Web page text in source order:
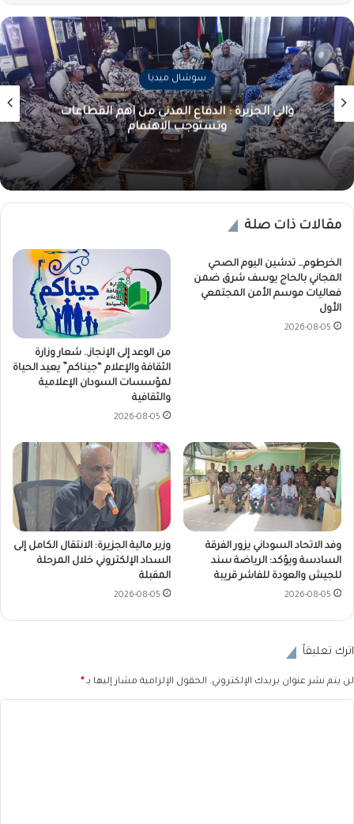
سوشال ميديا
والي الجزيرة : الدفاع المدني من أهم القطاعات
وتستوجب الاهتمام
مقالات ذات صلة
الخرطوم… تدشين اليوم الصحي
المجاني بالحاج يوسف شرق ضمن
فعاليات موسم الأمن المجتمعي
الأول
2026-08-05
من الوعد إلى الإنجاز.. شعار وزارة
الثقافة والإعلام “جيناكم” يعيد الحياة
لمؤسسات السودان الإعلامية
والثقافية
2026-08-05
وفد الاتحاد السوداني يزور الفرقة
السادسة ويؤكد: الرياضة سند
للجيش والعودة للفاشر قريبة
2026-08-05
وزير مالية الجزيرة: الانتقال الكامل إلى
السداد الإلكتروني خلال المرحلة
المقبلة
2026-08-05
اترك تعليقاً
لن يتم نشر عنوان بريدك الإلكتروني. الحقول الإلزامية مشار إليها بـ*